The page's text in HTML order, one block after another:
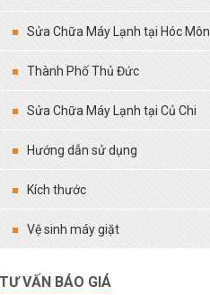
Sửa Chữa Máy Lạnh tại Hóc Môn
Thành Phố Thủ Đức
Sửa Chữa Máy Lạnh tại Củ Chi
Hướng dẫn sử dụng
Kích thước
Vệ sinh máy giặt
TƯ VẤN BÁO GIÁ